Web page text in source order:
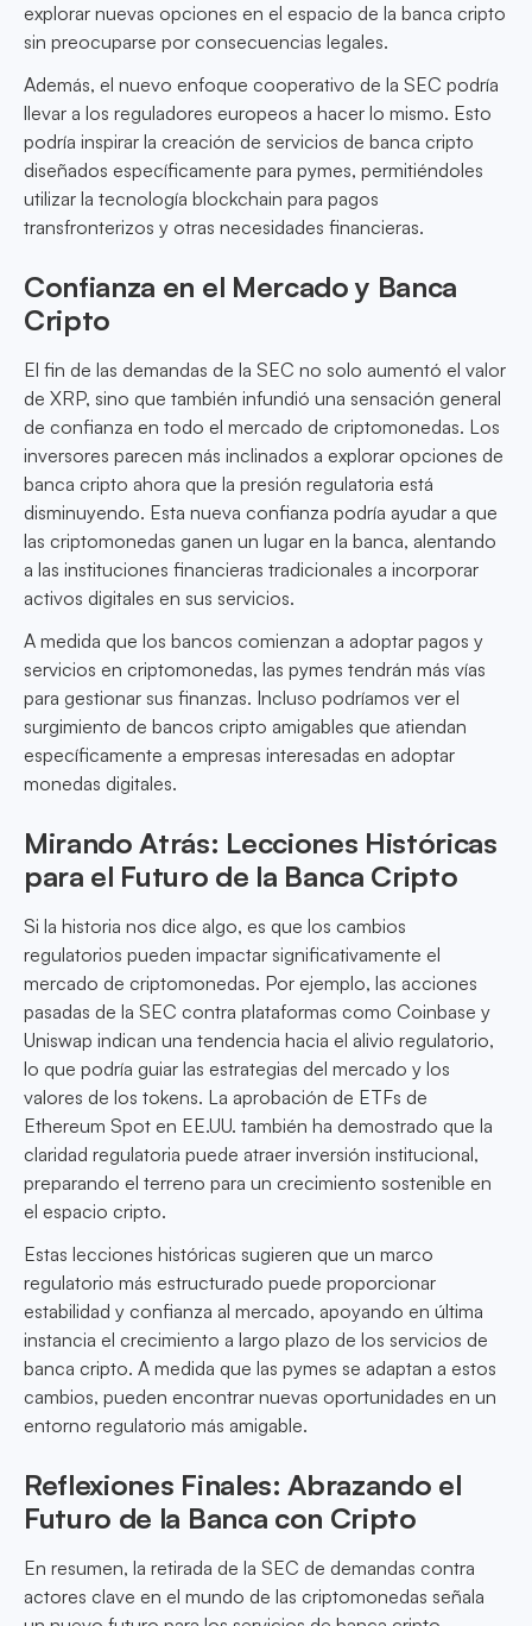
explorar nuevas opciones en el espacio de la banca cripto
sin preocuparse por consecuencias legales.
Además, el nuevo enfoque cooperativo de la SEC podría
llevar a los reguladores europeos a hacer lo mismo. Esto
podría inspirar la creación de servicios de banca cripto
diseñados específicamente para pymes, permitiéndoles
utilizar la tecnología blockchain para pagos
transfronterizos y otras necesidades financieras.
Confianza en el Mercado y Banca
Cripto
El fin de las demandas de la SEC no solo aumentó el valor
de XRP, sino que también infundió una sensación general
de confianza en todo el mercado de criptomonedas. Los
inversores parecen más inclinados a explorar opciones de
banca cripto ahora que la presión regulatoria está
disminuyendo. Esta nueva confianza podría ayudar a que
las criptomonedas ganen un lugar en la banca, alentando
a las instituciones financieras tradicionales a incorporar
activos digitales en sus servicios.
A medida que los bancos comienzan a adoptar pagos y
servicios en criptomonedas, las pymes tendrán más vías
para gestionar sus finanzas. Incluso podríamos ver el
surgimiento de bancos cripto amigables que atiendan
específicamente a empresas interesadas en adoptar
monedas digitales.
Mirando Atrás: Lecciones Históricas
para el Futuro de la Banca Cripto
Si la historia nos dice algo, es que los cambios
regulatorios pueden impactar significativamente el
mercado de criptomonedas. Por ejemplo, las acciones
pasadas de la SEC contra plataformas como Coinbase y
Uniswap indican una tendencia hacia el alivio regulatorio,
lo que podría guiar las estrategias del mercado y los
valores de los tokens. La aprobación de ETFs de
Ethereum Spot en EE.UU. también ha demostrado que la
claridad regulatoria puede atraer inversión institucional,
preparando el terreno para un crecimiento sostenible en
el espacio cripto.
Estas lecciones históricas sugieren que un marco
regulatorio más estructurado puede proporcionar
estabilidad y confianza al mercado, apoyando en última
instancia el crecimiento a largo plazo de los servicios de
banca cripto. A medida que las pymes se adaptan a estos
cambios, pueden encontrar nuevas oportunidades en un
entorno regulatorio más amigable.
Reflexiones Finales: Abrazando el
Futuro de la Banca con Cripto
En resumen, la retirada de la SEC de demandas contra
actores clave en el mundo de las criptomonedas señala